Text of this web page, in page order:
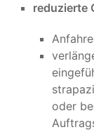
reduzierte
oder